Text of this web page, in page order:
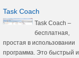
Task Coach
Task Coach –
бесплатная,
простая в использовании
программа. Это быстрый и